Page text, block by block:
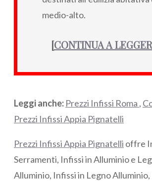
medio-alto.
[CONTINUA A
Leggi anche: Prezzi Infissi Roma ,
Prezzi Infissi Appia Pignatelli
Prezzi Infissi Appia Pignatelli offre
Serramenti, Infissi in Alluminio e
Alluminio, Infissi in Legno